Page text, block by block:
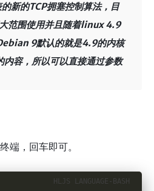
新的TCP拥塞控制算法，目
范围使用并且随着linux 4.9
9默认的就是4.9的内核
内容，所以可以直接通过参数
端，回车即可。